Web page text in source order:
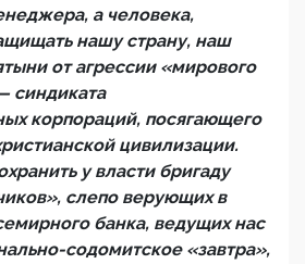
а человека,
нашу страну, наш
от агрессии «мирового
синдиката
корпораций, посягающего
цивилизации.
у власти бригаду
слепо верующих в
банка, ведущих нас
содомитское «завтра»,